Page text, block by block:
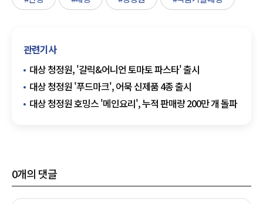
관련기사
대상 청정원, '갈릭&어니언 토마토 파스타' 출시
대상 청정원 '푸드마크', 어묵 신제품 4종 출시
대상 청정원 호밍스 '메인요리', 누적 판매량 200만 개 돌파
0개의 댓글